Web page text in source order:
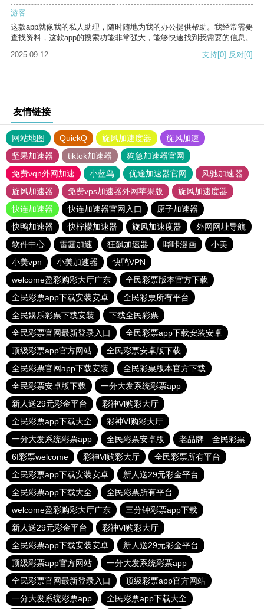
游客
这款app就像我的私人助理，随时随地为我的办公提供帮助。我经常需要
查找资料，这款app的搜索功能非常强大，能够快速找到我需要的信息。
2025-09-12
支持[0] 反对[0]
友情链接
网站地图 QuickQ 旋风加速度器
旋风加速
坚果加速器
tiktok加速器
狗急加速器官网
免费vqn外网加速
小蓝鸟 优途加速器官网
风驰加速器
旋风加速器
免费vps加速器外网苹果版
旋风加速度器
快连加速器
快连加速器官网入口
原子加速器
快鸭加速器
快柠檬加速器 旋风加速度器
外网网址导航
软件中心
雷霆加速 狂飙加速器 哔咔漫画
小美
小美vpn
小美加速器
快鸭VPN
welcome盈彩购彩大厅广东
全民彩票版本官方下载
全民彩票app下载安装安卓
全民彩票所有平台
全民娱乐彩票下载安装
下载全民彩票
全民彩票官网最新登录入口
全民彩票app下载安装安卓
顶级彩票app官方网站
全民彩票安卓版下载
全民彩票官网app下载安装
全民彩票版本官方下载
全民彩票安卓版下载
一分大发系统彩票app
新人送29元彩金平台
彩神Vl购彩大厅
全民彩票app下载大全
彩神Vl购彩大厅
一分大发系统彩票app
全民彩票安卓版
老品牌—全民彩票
6f彩票welcome
彩神Vl购彩大厅
全民彩票所有平台
全民彩票app下载安装安卓
新人送29元彩金平台
全民彩票app下载大全
全民彩票所有平台
welcome盈彩购彩大厅广东
三分钟彩票app下载
新人送29元彩金平台
彩神Vl购彩大厅
全民彩票app下载安装安卓
新人送29元彩金平台
顶级彩票app官方网站
一分大发系统彩票app
全民彩票官网最新登录入口
顶级彩票app官方网站
一分大发系统彩票app
全民彩票app下载大全